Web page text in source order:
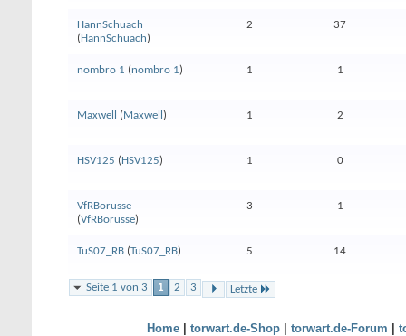
HannSchuach
(HannSchuach)
2 37
nombro 1 (nombro 1) 1 1
Maxwell (Maxwell ) 1 2
HSV125 (HSV125) 1 0
VfRBorusse
(VfRBorusse)
3 1
TuS07_RB (TuS07_RB) 5 14
Seite 1 von 3 1 2 3 Letzte
Home| torwart.de-Shop| torwart.de-Forum